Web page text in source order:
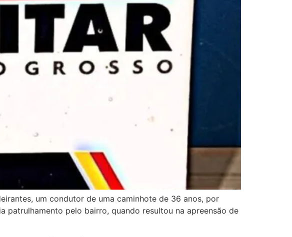
um condutor de uma caminhote de 36 anos, por
pelo bairro, quando resultou na apreensão de